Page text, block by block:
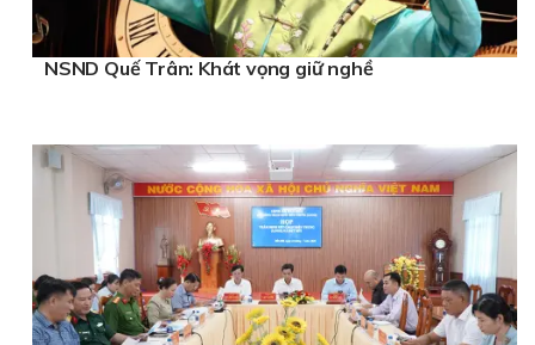
NSND Quế Trân: Khát vọng giữ nghề